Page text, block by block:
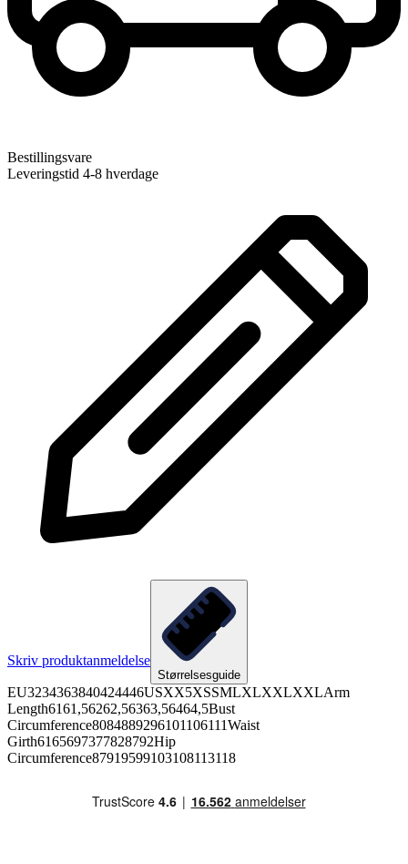
Bestillingsvare
Leveringstid 4-8 hverdage
Skriv produktanmeldelse
Størrelsesguide
EU3234363840424446USXX5XSSMLXLXXLXXLArm
Length6161,56262,56363,56464,5Bust
Circumference8084889296101106111Waist
Girth6165697377828792Hip
Circumference87919599103108113118